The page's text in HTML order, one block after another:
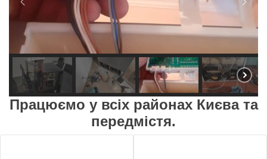
Працюємо у всіх районах Києва та
передмістя.